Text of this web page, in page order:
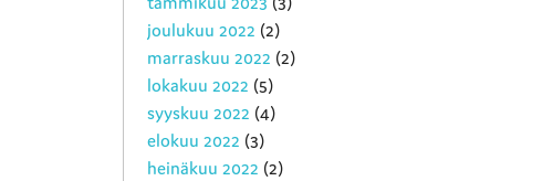
joulukuu 2022 (2)
marraskuu 2022 (2)
lokakuu 2022 (5)
syyskuu 2022 (4)
elokuu 2022 (3)
heinäkuu 2022 (2)